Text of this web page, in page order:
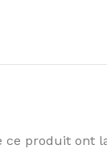
produit ont